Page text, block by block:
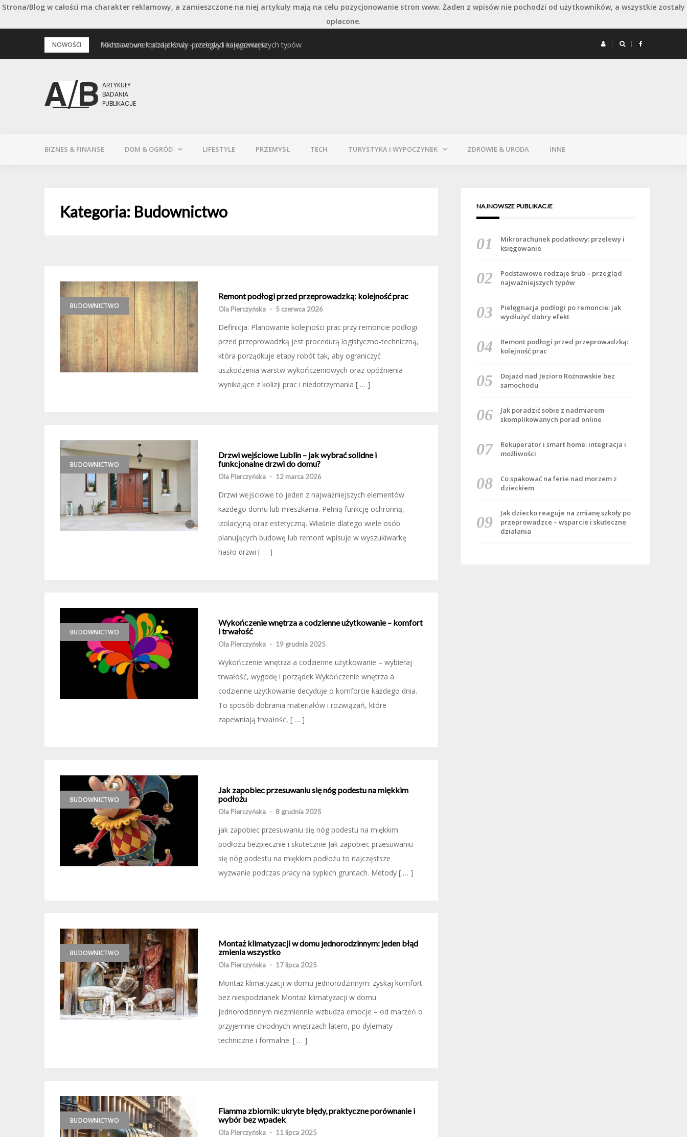
Strona/Blog w całości ma charakter reklamowy, a zamieszczone na niej artykuły mają na celu pozycjonowanie stron www. Żaden z wpisów nie pochodzi od użytkowników, a wszystkie zostały
opłacone.
NOWOŚCI Podstawowe rodzaje śrub – przegląd najważniejszych typów
BIZNES & FINANSE DOM & OGRÓD LIFESTYLE PRZEMYSŁ TECH TURYSTYKA I WYPOCZYNEK ZDROWIE & URODA INNE
Kategoria: Budownictwo
BUDOWNICTWO
Remont podłogi przed przeprowadzką: kolejność prac
Ola Pierczyńska - 5 czerwca 2026
Definicja: Planowanie kolejności prac przy remoncie podłogi
przed przeprowadzką jest procedurą logistyczno-techniczną,
która porządkuje etapy robót tak, aby ograniczyć
uszkodzenia warstw wykończeniowych oraz opóźnienia
wynikające z kolizji prac i niedotrzymania [ … ]
BUDOWNICTWO
Drzwi wejściowe Lublin – jak wybrać solidne i
funkcjonalne drzwi do domu?
Ola Pierczyńska - 12 marca 2026
Drzwi wejściowe to jeden z najważniejszych elementów
każdego domu lub mieszkania. Pełnią funkcję ochronną,
izolacyjną oraz estetyczną. Właśnie dlatego wiele osób
planujących budowę lub remont wpisuje w wyszukiwarkę
hasło drzwi [ … ]
BUDOWNICTWO
Wykończenie wnętrza a codzienne użytkowanie – komfort
i trwałość
Ola Pierczyńska - 19 grudnia 2025
Wykończenie wnętrza a codzienne użytkowanie – wybieraj
trwałość, wygodę i porządek Wykończenie wnętrza a
codzienne użytkowanie decyduje o komforcie każdego dnia.
To sposób dobrania materiałów i rozwiązań, które
zapewniają trwałość, [ … ]
BUDOWNICTWO
Jak zapobiec przesuwaniu się nóg podestu na miękkim
podłożu
Ola Pierczyńska - 8 grudnia 2025
jak zapobiec przesuwaniu się nóg podestu na miękkim
podłożu bezpiecznie i skutecznie Jak zapobiec przesuwaniu
się nóg podestu na miękkim podłożu to najczęstsze
wyzwanie podczas pracy na sypkich gruntach. Metody [ … ]
BUDOWNICTWO
Montaż klimatyzacji w domu jednorodzinnym: jeden błąd
zmienia wszystko
Ola Pierczyńska - 17 lipca 2025
Montaż klimatyzacji w domu jednorodzinnym: zyskaj komfort
bez niespodzianek Montaż klimatyzacji w domu
jednorodzinnym niezmiennie wzbudza emocje – od marzeń o
przyjemnie chłodnych wnętrzach latem, po dylematy
techniczne i formalne. [ … ]
BUDOWNICTWO
Fiamma zbiornik: ukryte błędy, praktyczne porównanie i
wybór bez wpadek
Ola Pierczyńska - 11 lipca 2025
NAJNOWSZE PUBLIKACJE
Mikrorachunek podatkowy: przelewy i
księgowanie
Podstawowe rodzaje śrub – przegląd
najważniejszych typów
Pielęgnacja podłogi po remoncie: jak
wydłużyć dobry efekt
Remont podłogi przed przeprowadzką:
kolejność prac
Dojazd nad Jezioro Rożnowskie bez
samochodu
Jak poradzić sobie z nadmiarem
skomplikowanych porad online
Rekuperator i smart home: integracja i
możliwości
Co spakować na ferie nad morzem z
dzieckiem
Jak dziecko reaguje na zmianę szkoły po
przeprowadzce – wsparcie i skuteczne
działania